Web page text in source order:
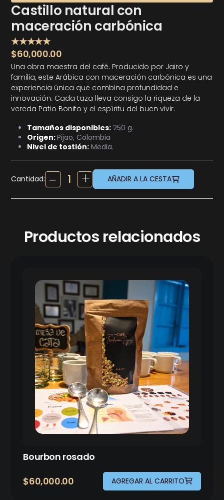
Castillo natural con
maceración carbónica
★★★★★
$60,000.00
Una obra maestra del café. Producido por Jairo y
familia, este Arábica con maceración carbónica es una
experiencia única que combina profundidad e
innovación. Cada taza lleva consigo la riqueza de la
vereda Patio Bonito y el espíritu del buen vivir.
Tamaños disponibles: 250 g.
Origen:Pijao, Colombia
Nivel de tostión: Media.
Cantidad: AÑADIR A LA CESTA
Productos relacionados
Bourbon rosado
$60,000.00 AGREGAR AL CARRITO